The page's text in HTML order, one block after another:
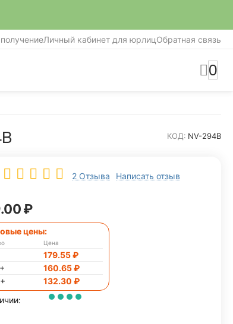
Личный кабинет для юрлицОбратная связь
0
КОД: NV-294B
2 Отзыва Написать отзыв
₽
цены:
Цена
179.55₽
160.65₽
132.30 ₽